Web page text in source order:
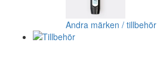
Andra märken / tillbehör